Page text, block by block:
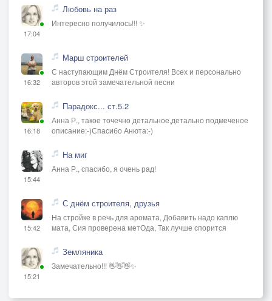
17:04
Любовь на раз
Интересно получилось!!! ✨
16:32
Марш строителей
С наступающим Днём Строителя! Всех и персонально
авторов этой замечательной песни
16:18
Парадокс... ст.5.2
Анна Р., такое точечно детальное,детально подмеченое
описание:-)Спасибо Анюта:-)
15:44
На миг
Анна Р., спасибо, я очень рад!
15:42
С днём строителя, друзья
На стройке в речь для аромата, Добавить надо каплю
мата, Сия проверена метОда, Так лучше спорится
15:21
Земляника
Замечательно!!! 👋👋👋✨